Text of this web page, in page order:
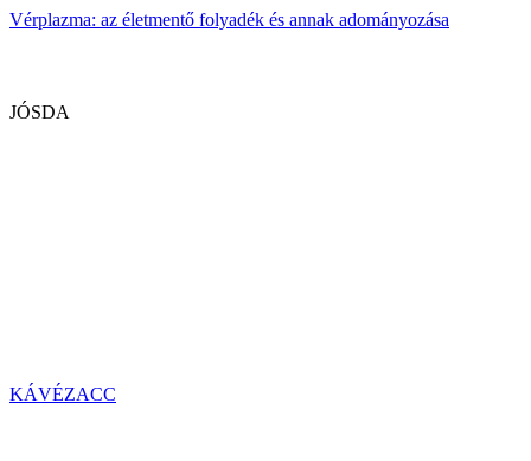
Vérplazma: az életmentő folyadék és annak adományozása
JÓSDA
KÁVÉZACC